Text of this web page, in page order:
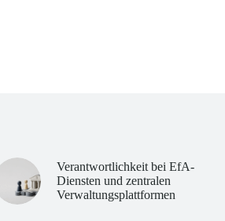
Verantwortlichkeit bei EfA-
Diensten und zentralen
Verwaltungsplattformen